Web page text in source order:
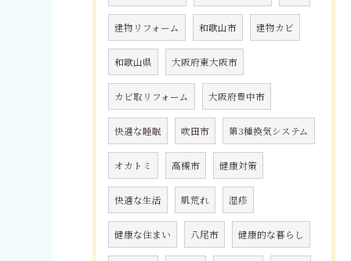
建物リフォーム 和歌山市 建物カビ
和歌山県 大阪府東大阪市
カビ取リフォーム 大阪府豊中市
快適な睡眠 吹田市 第3種換気システム
オカトミ 高槻市 健康対策
快適な生活 肌荒れ 湿疹
健康な住まい 八尾市 健康的な暮らし